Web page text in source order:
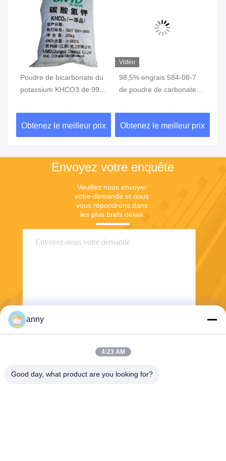
Poudre de bicarbonate du
potassium KHCO3 de 99%
Obtenez le meilleur prix
Vidéo
98,5% engrais 584-08-7
de poudre de carbonate
Obtenez le meilleur prix
Envoyez votre enquête
Veuillez nous envoyer
votre demande et nous
vous répondrons dans
les plus brefs délais.
Envoyer
anny
4:23 AM
Good day, what product are you looking for?